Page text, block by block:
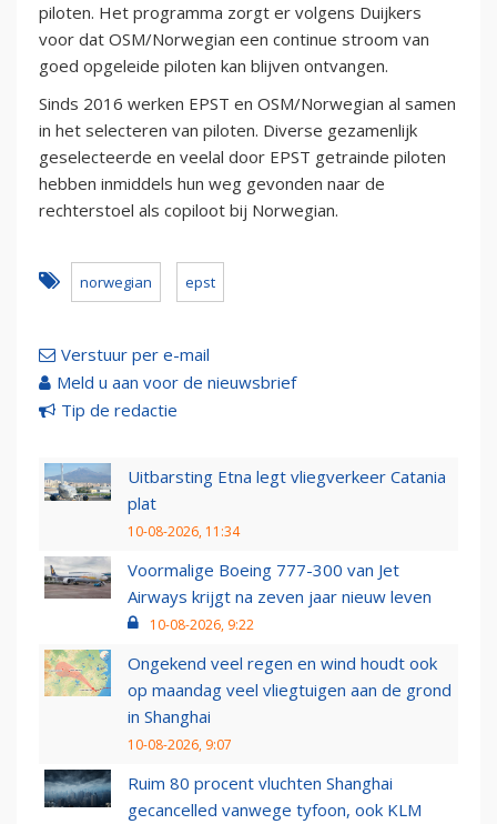
piloten. Het programma zorgt er volgens Duijkers
voor dat OSM/Norwegian een continue stroom van
goed opgeleide piloten kan blijven ontvangen.
Sinds 2016 werken EPST en OSM/Norwegian al samen
in het selecteren van piloten. Diverse gezamenlijk
geselecteerde en veelal door EPST getrainde piloten
hebben inmiddels hun weg gevonden naar de
rechterstoel als copiloot bij Norwegian.
norwegian epst
Verstuur per e-mail
Meld u aan voor de nieuwsbrief
Tip de redactie
Uitbarsting Etna legt vliegverkeer Catania
plat
10-08-2026, 11:34
Voormalige Boeing 777-300 van Jet
Airways krijgt na zeven jaar nieuw leven
10-08-2026, 9:22
Ongekend veel regen en wind houdt ook
op maandag veel vliegtuigen aan de grond
in Shanghai
10-08-2026, 9:07
Ruim 80 procent vluchten Shanghai
gecancelled vanwege tyfoon, ook KLM